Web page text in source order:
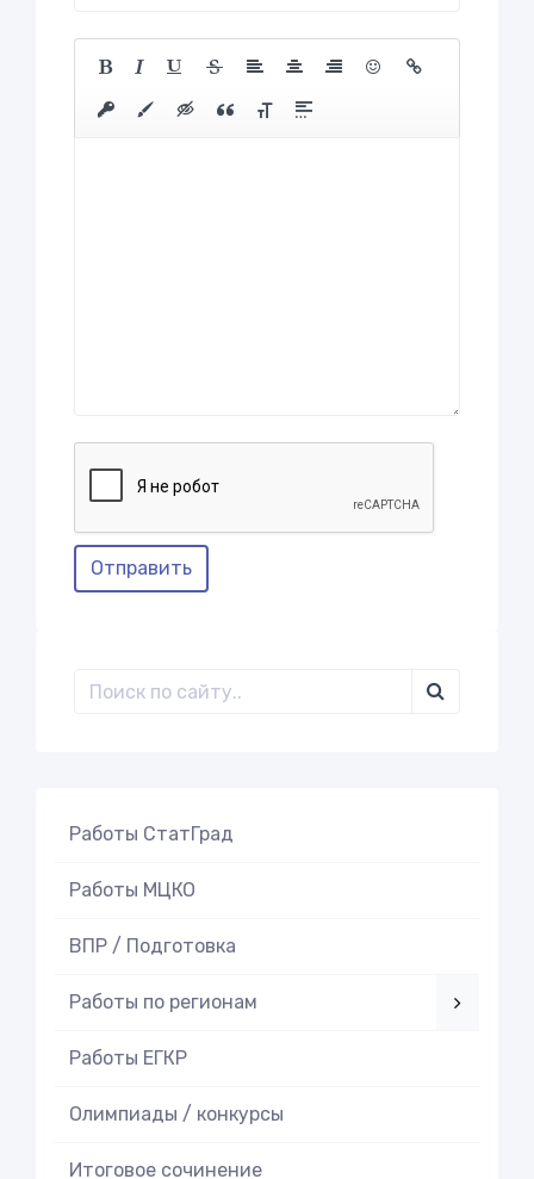
Отправить
Работы СтатГрад
Работы МЦКО
ВПР / Подготовка
Работы по регионам
Работы ЕГКР
Олимпиады / конкурсы
Итоговое cочинение